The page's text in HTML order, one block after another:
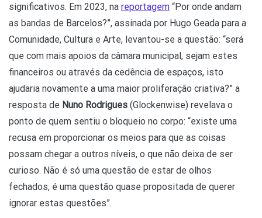
significativos. Em 2023, na reportagem “Por onde andam
as bandas de Barcelos?”, assinada por Hugo Geada para a
Comunidade, Cultura e Arte, levantou-se a questão: “será
que com mais apoios da câmara municipal, sejam estes
financeiros ou através da cedência de espaços, isto
ajudaria novamente a uma maior proliferação criativa?” a
resposta de Nuno Rodrigues (Glockenwise) revelava o
ponto de quem sentiu o bloqueio no corpo: “existe uma
recusa em proporcionar os meios para que as coisas
possam chegar a outros níveis, o que não deixa de ser
curioso. Não é só uma questão de estar de olhos
fechados, é uma questão quase propositada de querer
ignorar estas questões”.